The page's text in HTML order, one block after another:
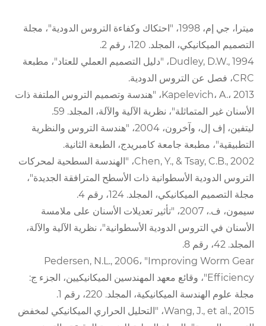
ميترا، جي إم، 1998، "احتكاك وكفاءة التروس الدودية"، مجلة
التصميم الميكانيكي، المجلد. 120، رقم 2.
Dudley, D.W., 1994، "دليل التصميم العملي للعتاد"، مطبعة
CRC، فصل عن التروس الدودية.
Kapelevich، A.، 2013، "هندسة وتصميم التروس الملتفة ذات
الأسنان غير المتماثلة"، نظرية الآلية والآلة، المجلد. 59.
ليتفين، إف إل، وآخرون، 2004، "هندسة التروس والنظرية
التطبيقية"، مطبعة جامعة كامبريدج، الطبعة الثانية.
Chen, Y., & Tsay, C.B., 2002، "الهندسة السطحية لمحركات
التروس الدودية الأسطوانية ذات الأسطح المترافقة الجديدة"،
مجلة التصميم الميكانيكي، المجلد. 124، رقم 4.
سيمون، ف.، 2007، "تأثير تعديلات الأسنان على ملامسة
الأسنان في التروس الدودية الأسطوانية"، نظرية الآلية والآلة،
المجلد. 42، رقم 8.
Pedersen, N.L., 2006، "Improving Worm Gear
Efficiency"، وقائع معهد المهندسين الميكانيكيين، الجزء ج:
مجلة علوم الهندسة الميكانيكية، المجلد. 220، رقم 1.
Wang, J., et al., 2015، "التحليل الحراري الميكانيكي لمخفض